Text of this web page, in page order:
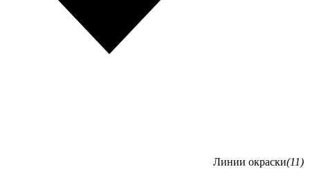
Линии окраски(11)